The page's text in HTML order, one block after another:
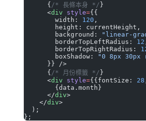
      {
/* 長條本身 */}
      <
div style={{
        width:
120 ,
        height: currentHeight,
        background:
"linear-
        borderTopLeftRadius:
12
        borderTopRightRadius:
        boxShadow:
"0 8px 30px
      }} />
      {
/* 月份標籤 */}
      <
div style={{fontSize: 28
        {data.month}
      </
div>
    </
div>
  );
};